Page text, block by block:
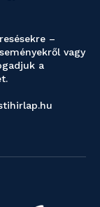
–
vagy
a